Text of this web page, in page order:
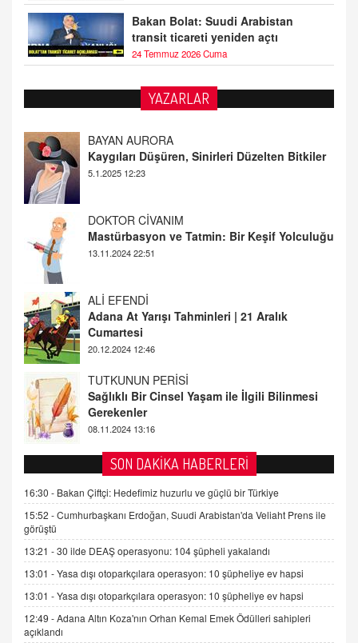
Bakan Bolat: Suudi Arabistan
transit ticareti yeniden açtı
24 Temmuz 2026 Cuma
YAZARLAR
DOKTOR CİVANIM
Mastürbasyon ve Tatmin: Bir Keşif Yolculuğu
13.11.2024 22:51
ALİ EFENDİ
Adana At Yarışı Tahminleri | 21 Aralık
Cumartesi
TUTKUNUN PERİSİ
Sağlıklı Bir Cinsel Yaşam ile İlgili Bilinmesi
Gerekenler
08.11.2024 13:16
FARUK ÖNALAN
Tezkere Onaylanmasaydı…
2 Kasım 2021 Salı 00:11
AV. DOĞAN CAN DOĞAN
Kişisel verilerin korunması ve dijital hukukun
gelişimi
15.09.2025 16:17
SEHER EREK
Kış Ayları Geldi, Hangi Önlemler Alınmalı?
9.12.2025 10:11
İNCİ GÜL AKÖL
SON DAKİKA HABERLERİ
16:30 - Bakan Çiftçi: Hedefimiz huzurlu ve güçlü bir Türkiye
15:52 -Cumhurbaşkanı Erdoğan, Suudi Arabistan'da Veliaht Prens ile
görüştü
13:21 -30 ilde DEAŞ operasyonu: 104 şüpheli yakalandı
13:01 -Yasa dışı otoparkçılara operasyon: 10 şüpheliye ev hapsi
13:01 -Yasa dışı otoparkçılara operasyon: 10 şüpheliye ev hapsi
12:49 -Adana Altın Koza'nın Orhan Kemal Emek Ödülleri sahipleri
açıklandı